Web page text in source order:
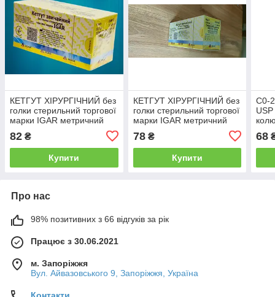
КЕТГУТ ХІРУРГІЧНИЙ без
голки стерильний торгової
марки IGAR метричний
82 ₴
Купити
КЕТГУТ ХІРУРГІЧНИЙ без
голки стерильний торгової
марки IGAR метричний
78₴
Купити
С0-
68
Про нас
98% позитивних з 66 відгуків за рік
Працює з 30.06.2021
м. Запоріжжя
Вул. Айвазовського 9, Запоріжжя, Україна